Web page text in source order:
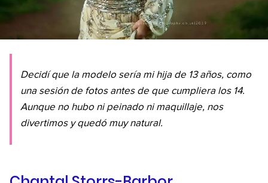
Decidí que la modelo sería mi hija de 13 años, como
una sesión de fotos antes de que cumpliera los 14.
Aunque no hubo ni peinado ni maquillaje, nos
divertimos y quedó muy natural.